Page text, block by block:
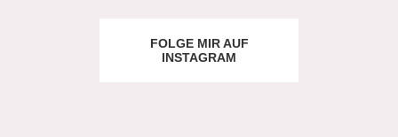
FOLGE MIR AUF
INSTAGRAM